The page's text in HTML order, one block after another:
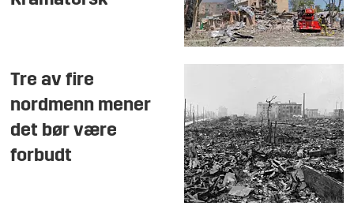
Tre av fire
nordmenn mener
det bør være
forbudt